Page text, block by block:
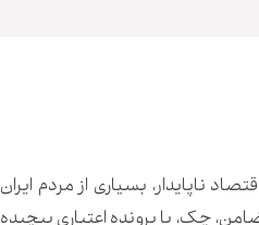
ناپایدار، بسیاری از مردم ایران
چک، یا پرونده اعتباری پیچیده